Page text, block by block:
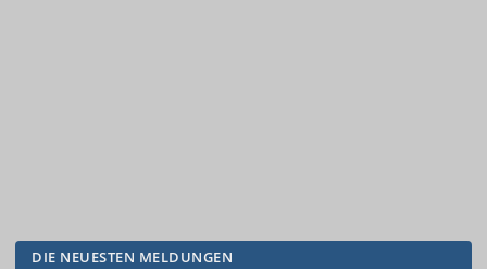
DIE NEUESTEN MELDUNGEN